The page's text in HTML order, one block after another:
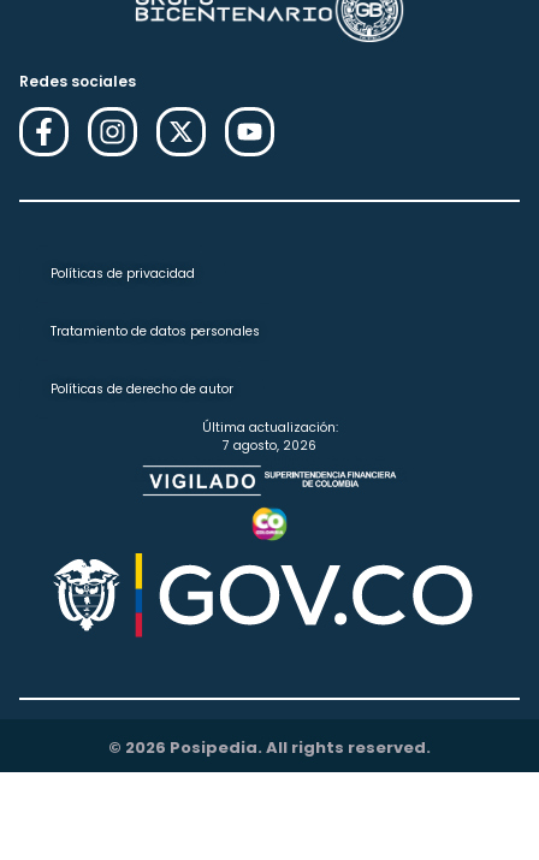
Redes sociales
Políticas de privacidad
Tratamiento de datos personales
Políticas de derecho de autor
Última actualización:
7 agosto, 2026
© 2026 Posipedia. All rights reserved.